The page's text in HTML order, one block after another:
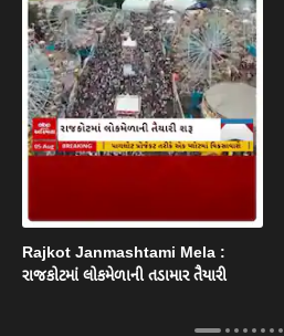
Rajkot Janmashtami Mela :
રાજકોટમાં લોકમેળાની તડામાર તૈયારી